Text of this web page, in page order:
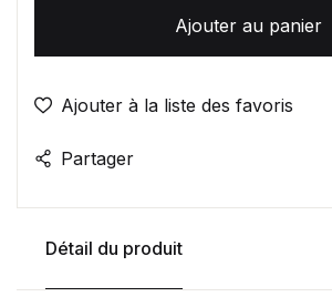
Ajouter au panier
Ajouter à la liste des favoris
Partager
Détail du produit